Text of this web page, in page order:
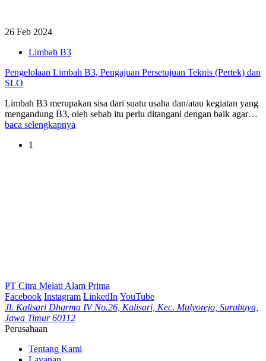
26 Feb 2024
Limbah B3
Pengelolaan Limbah B3, Pengajuan Persetujuan Teknis (Pertek) dan
SLO
Limbah B3 merupakan sisa dari suatu usaha dan/atau kegiatan yang
mengandung B3, oleh sebab itu perlu ditangani dengan baik agar…
baca selengkapnya
1
PT Citra Melati Alam Prima
Facebook Instagram LinkedIn YouTube
Jl. Kalisari Dharma IV No.26, Kalisari, Kec. Mulyorejo, Surabaya,
Jawa Timur 60112
Perusahaan
Tentang Kami